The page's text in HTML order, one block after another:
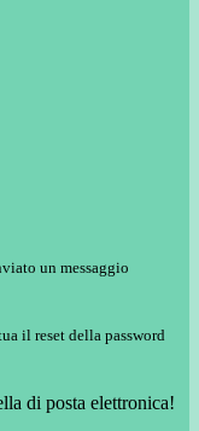
un messaggio
il reset della password
di posta elettronica!